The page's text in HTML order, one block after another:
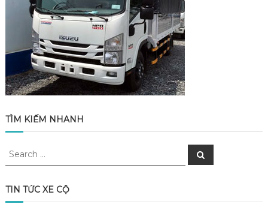
TÌM KIẾM NHANH
Search
Search
TIN TỨC XE CỘ